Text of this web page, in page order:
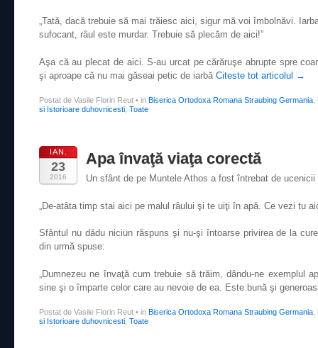
„Tată, dacă trebuie să mai trăiesc aici, sigur mă voi îmbolnăvi.
sufocant, râul este murdar. Trebuie să plecăm de aici!”
Aşa că au plecat de aici. S-au urcat pe cărăruşe abrupte spre
şi aproape că nu mai găseai petic de iarbă Citeste tot articolul →
Postat de Vasile Florin Reut • in Biserica Ortodoxa Romana Straubing Germania
si Istorioare duhovnicesti Toate
IAN.
23
2016
Apa învaţă viaţa corectă
Un sfânt de pe Muntele Athos a fost întrebat de ucenicii
„De-atâta timp stai aici pe malul râului şi te uiţi în apă. Ce vezi tu
Sfântul nu dădu niciun răspuns şi nu-şi întoarse privirea de la
din urmă spuse:
„Dumnezeu ne învaţă cum trebuie să trăim, dându-ne exemplul
sine şi o împarte celor care au nevoie de ea. Este bună şi
Postat de Vasile Florin Reut • in Biserica Ortodoxa Romana Straubing Germania
si Istorioare duhovnicesti Toate